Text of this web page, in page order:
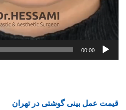
00:00
قیمت عمل بینی گوشتی در تهران